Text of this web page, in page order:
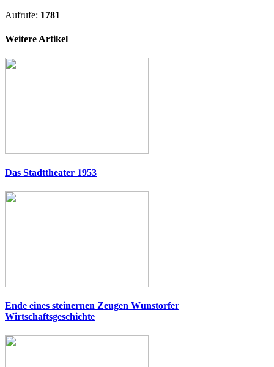
Aufrufe: 1781
Weitere Artikel
Das Stadttheater 1953
Ende eines steinernen Zeugen Wunstorfer
Wirtschaftsgeschichte